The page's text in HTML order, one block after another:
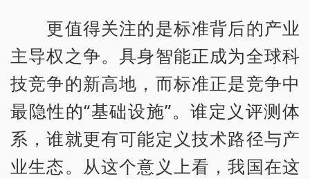
更值得关注的是标准背后的产业
主导权之争。具身智能正成为全球科
技竞争的新高地，而标准正是竞争中
最隐性的“基础设施”。谁定义评测体
系，谁就更有可能定义技术路径与产
业生态。从这个意义上看，我国在这